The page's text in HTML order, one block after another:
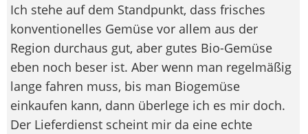
Ich stehe auf dem Standpunkt, dass frisches
konventionelles Gemüse vor allem aus der
Region durchaus gut, aber gutes Bio-Gemüse
eben noch beser ist. Aber wenn man regelmäßig
lange fahren muss, bis man Biogemüse
einkaufen kann, dann überlege ich es mir doch.
Der Lieferdienst scheint mir da eine echte